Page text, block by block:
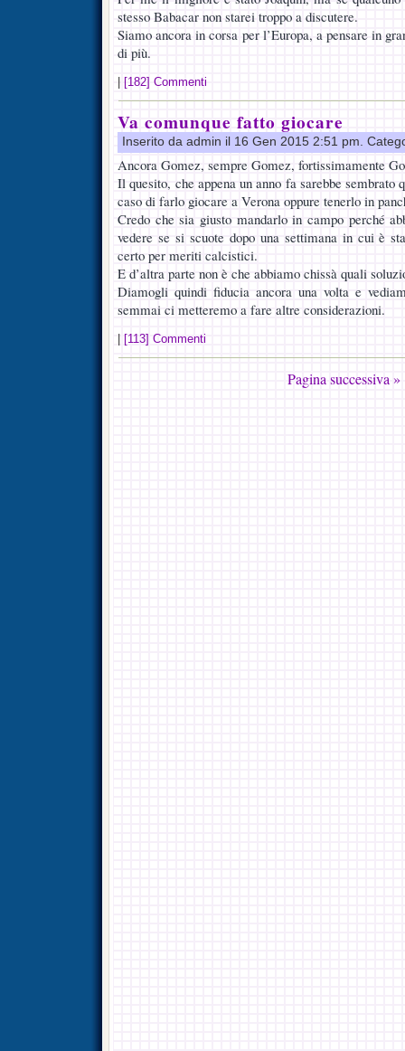
stesso Babacar non starei troppo a discutere.
Siamo ancora in corsa per l’Europa, a pensare in
di più.
[182] Commenti
Va comunque fatto giocare
Inserito da admin il 16 Gen 2015 2:51 pm.
Ancora Gomez, sempre Gomez, fortissimamente
Il quesito, che appena un anno fa sarebbe sembrato
caso di farlo giocare a Verona oppure tenerlo in
Credo che sia giusto mandarlo in campo perché
vedere se si scuote dopo una settimana in cui è
certo per meriti calcistici.
E d’altra parte non è che abbiamo chissà quali
Diamogli quindi fiducia ancora una volta e
semmai ci metteremo a fare altre considerazioni.
[113] Commenti
Pagina successiva »